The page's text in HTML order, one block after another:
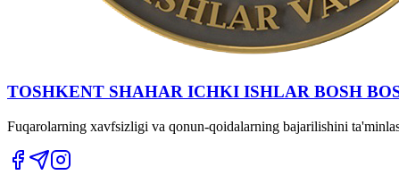
TOSHKENT SHAHAR IСHKI ISHLAR BOSH
Fuqarolarning xavfsizligi va qonun-qoidalarning bajarilishini